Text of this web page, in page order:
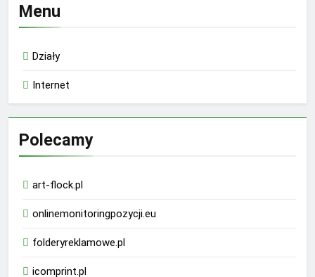
Menu
Działy
Internet
Polecamy
art-flock.pl
onlinemonitoringpozycji.eu
folderyreklamowe.pl
icomprint.pl